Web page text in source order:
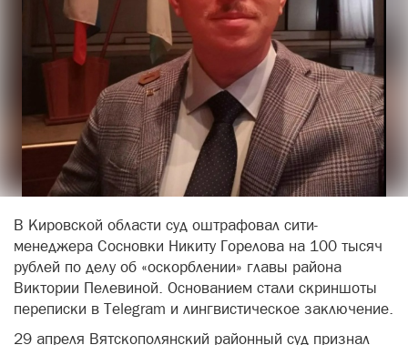
В Кировской области суд оштрафовал сити-
менеджера Сосновки Никиту Горелова на 100 тысяч
рублей по делу об «оскорблении» главы района
Виктории Пелевиной. Основанием стали скриншоты
переписки в Telegram и лингвистическое заключение.
29 апреля Вятскополянский районный суд признал